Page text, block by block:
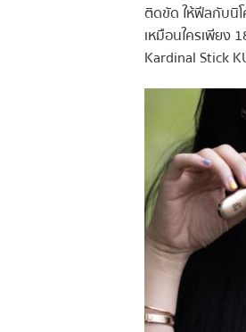
ติดขัด ให้ฟีลกับนิโ
เหมือนใครเพียง
Kardinal Stick